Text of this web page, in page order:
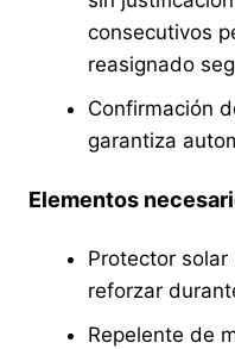
consecutivos
reasignado
Confirmación
garantiza
Elementos
Protector
reforzar
Repelente de